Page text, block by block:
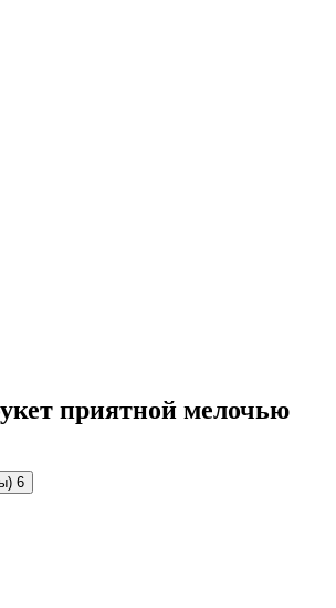
приятной мелочью
6